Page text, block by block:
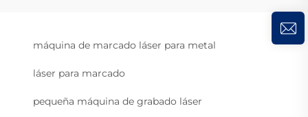
máquina de marcado láser para metal
láser para marcado
pequeña máquina de grabado láser